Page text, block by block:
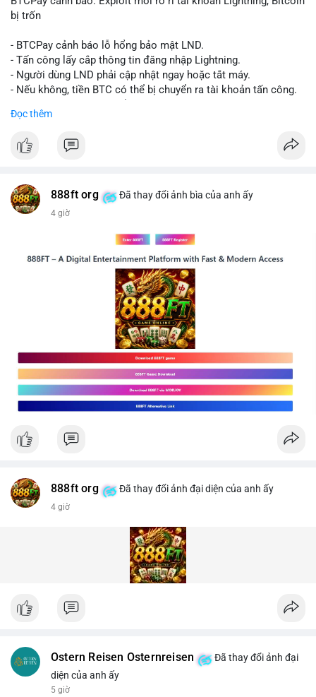
thể dao động nhẹ khi xuất hiện dòng tiền lớn, nhưng chưa đủ
chuyển tiếp theo.
Lời khuyên:
Nhà đầu tư nhỏ lẻ nên theo dõi sát các giao dịch tiếp theo từ
cùng địa chỉ ví nguồn để xác định xu hướng rõ ràng hơn. Tránh
hành động vội vàng dựa trên một giao dịch đơn lẻ, hãy kết hợp
định hợp lý.
#mucgia64963
bị trốn
- BTCPay cảnh báo lỗ hổng bảo mật LND.
- Tấn công lấy cắp thông tin đăng nhập Lightning.
- Người dùng LND phải cập nhật ngay hoặc tắt máy.
- Nếu không, tiền BTC có thể bị chuyển ra tài khoản tấn công.
#vlikevn #titanbot
Đọc thêm
888ft org Đã thay đổi ảnh bìa của anh ấy
4 giờ
888ft org Đã thay đổi ảnh đại diện của anh ấy
4 giờ
Ostern Reisen Osternreisen
Đã thay đổi ảnh đại
diện của anh ấy
5 giờ